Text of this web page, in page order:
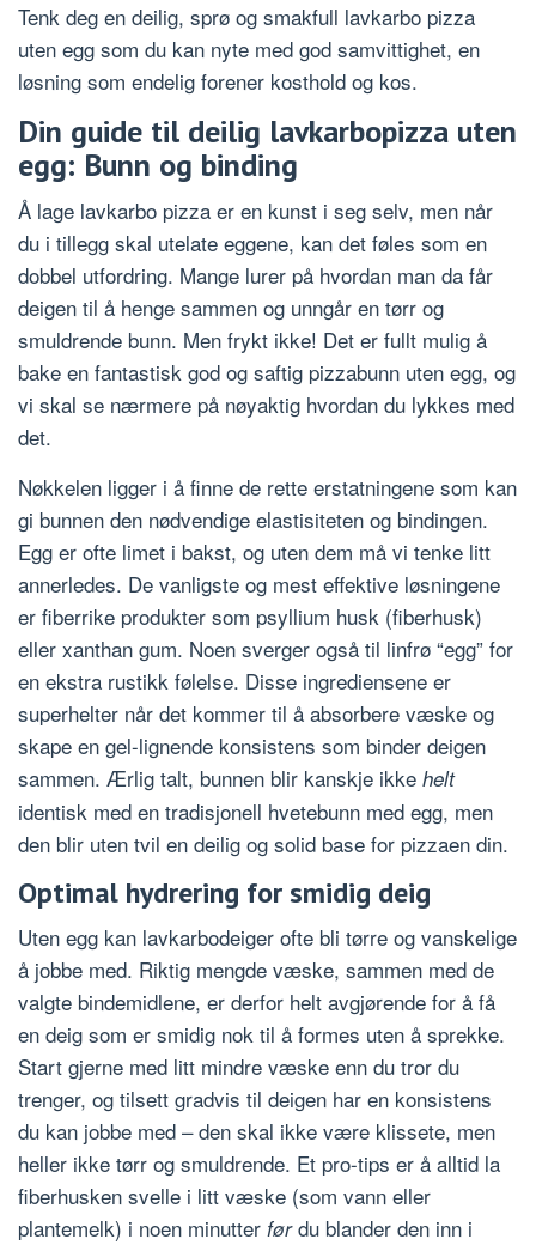
Tenk deg en deilig, sprø og smakfull lavkarbo pizza
uten egg som du kan nyte med god samvittighet, en
løsning som endelig forener kosthold og kos.
Din guide til deilig lavkarbopizza uten
egg: Bunn og binding
Å lage lavkarbo pizza er en kunst i seg selv, men når
du i tillegg skal utelate eggene, kan det føles som en
dobbel utfordring. Mange lurer på hvordan man da får
deigen til å henge sammen og unngår en tørr og
smuldrende bunn. Men frykt ikke! Det er fullt mulig å
bake en fantastisk god og saftig pizzabunn uten egg, og
vi skal se nærmere på nøyaktig hvordan du lykkes med
det.
Nøkkelen ligger i å finne de rette erstatningene som kan
gi bunnen den nødvendige elastisiteten og bindingen.
Egg er ofte limet i bakst, og uten dem må vi tenke litt
annerledes. De vanligste og mest effektive løsningene
er fiberrike produkter som psyllium husk (fiberhusk)
eller xanthan gum. Noen sverger også til linfrø “egg” for
en ekstra rustikk følelse. Disse ingrediensene er
superhelter når det kommer til å absorbere væske og
skape en gel-lignende konsistens som binder deigen
sammen. Ærlig talt, bunnen blir kanskje ikke helt
identisk med en tradisjonell hvetebunn med egg, men
den blir uten tvil en deilig og solid base for pizzaen din.
Optimal hydrering for smidig deig
Uten egg kan lavkarbodeiger ofte bli tørre og vanskelige
å jobbe med. Riktig mengde væske, sammen med de
valgte bindemidlene, er derfor helt avgjørende for å få
en deig som er smidig nok til å formes uten å sprekke.
Start gjerne med litt mindre væske enn du tror du
trenger, og tilsett gradvis til deigen har en konsistens
du kan jobbe med – den skal ikke være klissete, men
heller ikke tørr og smuldrende. Et pro-tips er å alltid la
fiberhusken svelle i litt væske (som vann eller
plantemelk) i noen minutter førdu blander den inn i